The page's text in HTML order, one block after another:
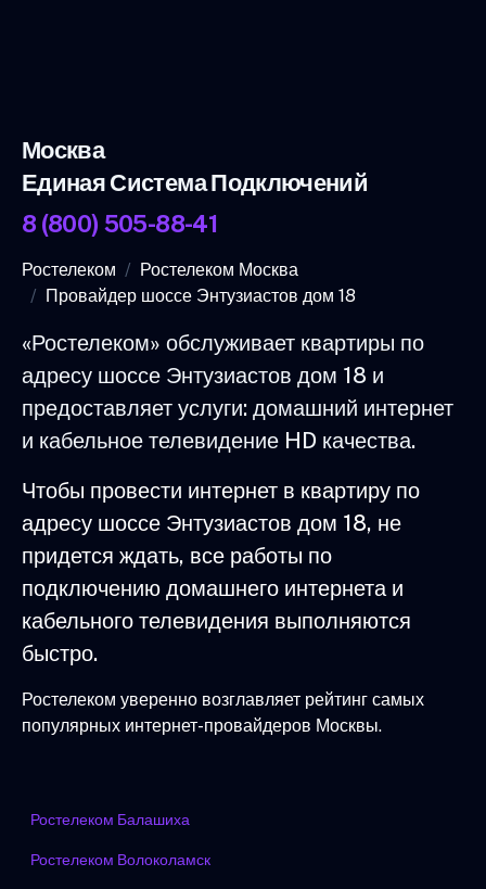
Москва
Единая Система Подключений
8 (800) 505-88-41
Ростелеком
Ростелеком Москва
Провайдер шоссе Энтузиастов дом 18
«Ростелеком» обслуживает квартиры по
адресу шоссе Энтузиастов дом 18 и
предоставляет услуги: домашний интернет
и кабельное телевидение HD качества.
Чтобы провести интернет в квартиру по
адресу шоссе Энтузиастов дом 18, не
придется ждать, все работы по
подключению домашнего интернета и
кабельного телевидения выполняются
быстро.
Ростелеком уверенно возглавляет рейтинг самых
популярных интернет-провайдеров Москвы.
Ростелеком Балашиха
Ростелеком Волоколамск